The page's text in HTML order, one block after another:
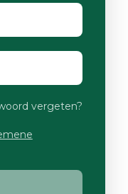
vergeten?